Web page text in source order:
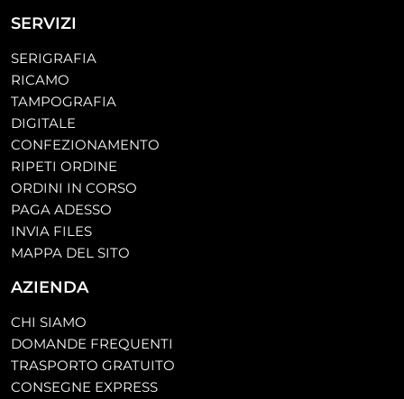
SERVIZI
SERIGRAFIA
RICAMO
TAMPOGRAFIA
DIGITALE
CONFEZIONAMENTO
RIPETI ORDINE
ORDINI IN CORSO
PAGA ADESSO
INVIA FILES
MAPPA DEL SITO
AZIENDA
CHI SIAMO
DOMANDE FREQUENTI
TRASPORTO GRATUITO
CONSEGNE EXPRESS